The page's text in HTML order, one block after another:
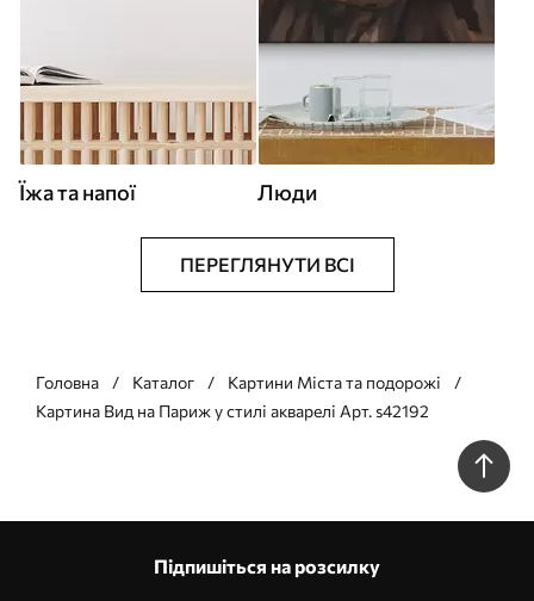
Їжа та напої Люди
ПЕРЕГЛЯНУТИ ВСІ
Головна Каталог
Картини Міста та подорожі
Картина Вид на Париж у стилі акварелі Арт. s42192
Підпишіться на розсилку